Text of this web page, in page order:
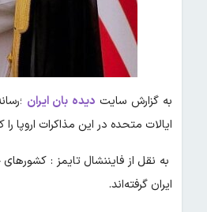
به گزارش سایت دیده بان ایران
ایالات متحده در این مذاکرات اروپا
به نقل از فایننشال تایمز :
ایران گرفته‌اند.